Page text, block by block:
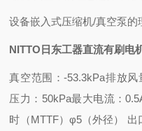
设备嵌入式压缩机/真空泵的
NITTO日东工器直流有刷电
真空范围：-53.3kPa排放风
压力：50kPa最大电流：
时（MTTF） φ5（外径） 出